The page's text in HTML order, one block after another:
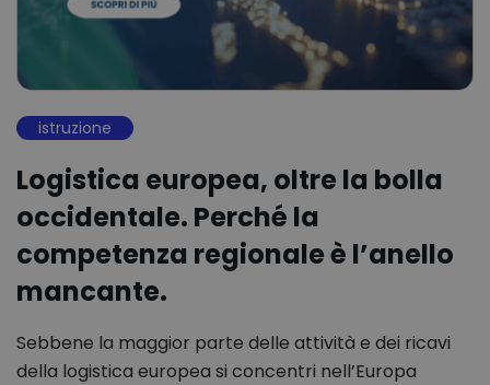
istruzione
Logistica europea, oltre la bolla
occidentale. Perché la
competenza regionale è l’anello
mancante.
Sebbene la maggior parte delle attività e dei ricavi
della logistica europea si concentri nell’Europa